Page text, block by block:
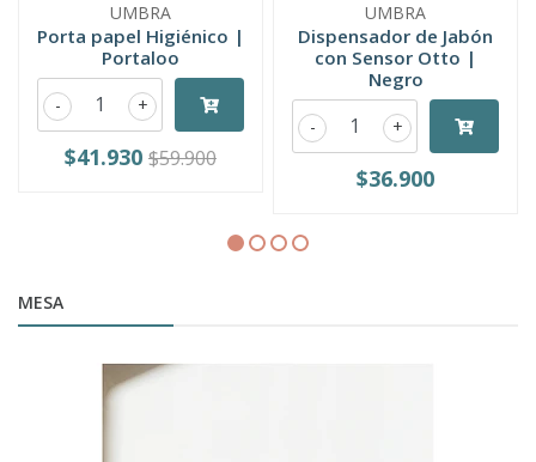
UMBRA
Porta papel Higiénico |
Portaloo
+
-
$41.930 $59.900
UMBRA
Dispensador de Jabón
con Sensor Otto |
Negro
+
-
$36.900
MESA